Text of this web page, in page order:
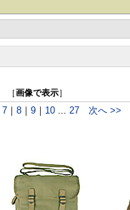
［画像で表示］
7 ｜ 8 ｜ 9 ｜ 10 ... 27
次へ >>